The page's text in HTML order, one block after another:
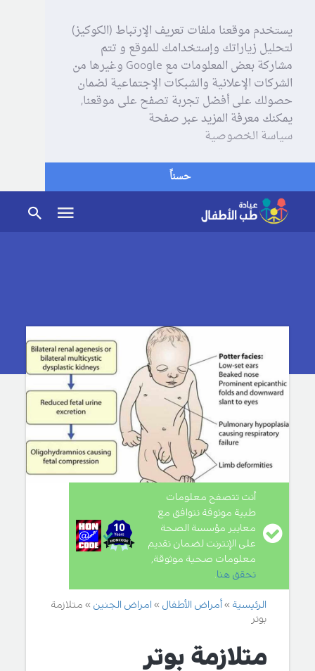
يستخدم موقعنا ملفات تعريف الإرتباط (الكوكيز)
لتحليل زياراتك وإستخدامك للموقع و تتم
مشاركة بعض المعلومات مع Google وغيرها من
الشركات الإعلانية والشبكات الإجتماعية لضمان
حصولك على أفضل تجربة تصفح على موقعنا,
يمكنك معرفة المزيد عبر صفحة
سياسة الخصوصية
حسناً
أنت تتصفح معلومات
طبية موثوقة تتوافق مع
معايير مؤسسة الصحة
على الإنترنت لضمان تقديم
معلومات صحية موثوقة,
تحقق هنا.
الرئيسية أمراض الأطفال امراض الجنين
متلازمة
بوتر
متلازمة بوتر